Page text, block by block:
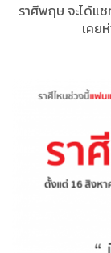
ราศีพฤษ จะได้แ
เคย